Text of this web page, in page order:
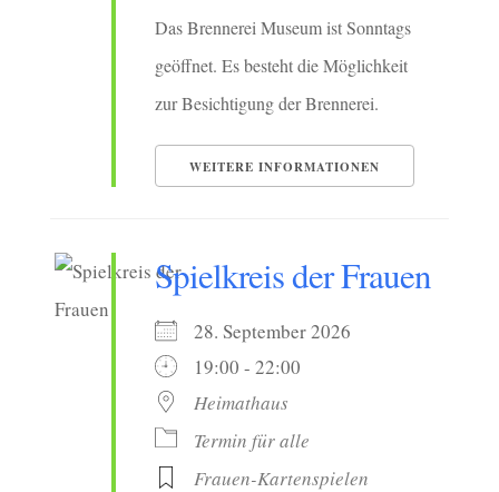
Das Brennerei Museum ist Sonntags
geöffnet. Es besteht die Möglichkeit
zur Besichtigung der Brennerei.
WEITERE INFORMATIONEN
Spielkreis der Frauen
28. September 2026
19:00 - 22:00
Heimathaus
Termin für alle
Frauen-Kartenspielen